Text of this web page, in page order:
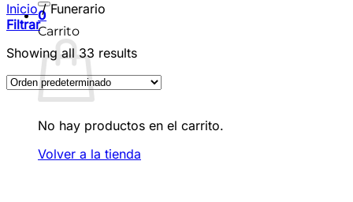
0
Carrito
No hay productos en el carrito.
Volver a la tienda
Inicio /Funerario
Filtrar
Showing all 33 results